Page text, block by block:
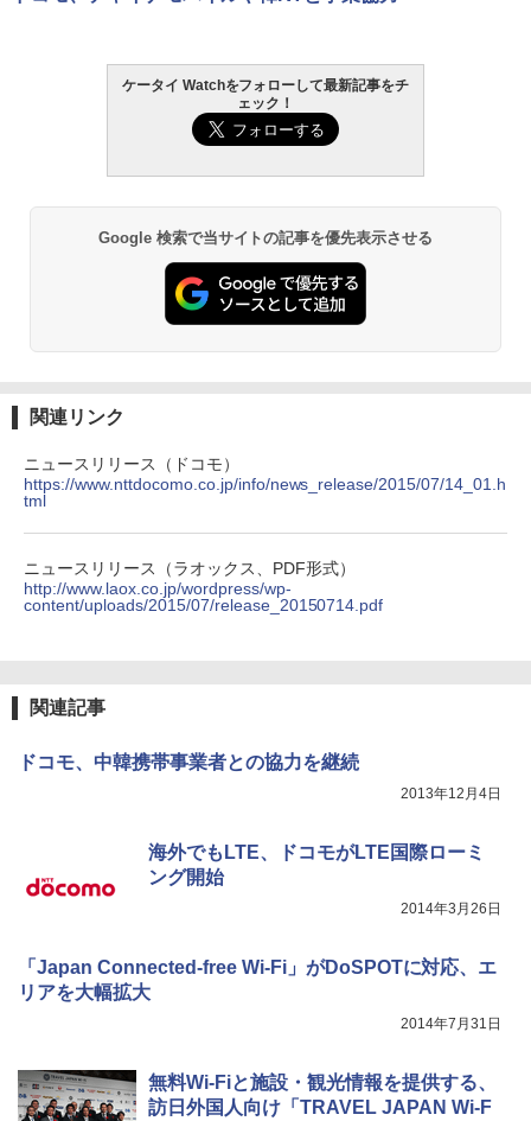
ケータイ Watchをフォローして最新記事をチ
ェック！
Google 検索で当サイトの記事を優先表示させる
関連リンク
ニュースリリース（ドコモ）
https://www.nttdocomo.co.jp/info/news_release/2015/07/14_01.h
tml
ニュースリリース（ラオックス、PDF形式）
http://www.laox.co.jp/wordpress/wp-
content/uploads/2015/07/release_20150714.pdf
関連記事
ドコモ、中韓携帯事業者との協力を継続
2013年12月4日
海外でもLTE、ドコモがLTE国際ローミ
ング開始
2014年3月26日
「Japan Connected-free Wi-Fi」がDoSPOTに対応、エ
リアを大幅拡大
2014年7月31日
無料Wi-Fiと施設・観光情報を提供する、
訪日外国人向け「TRAVEL JAPAN Wi-F